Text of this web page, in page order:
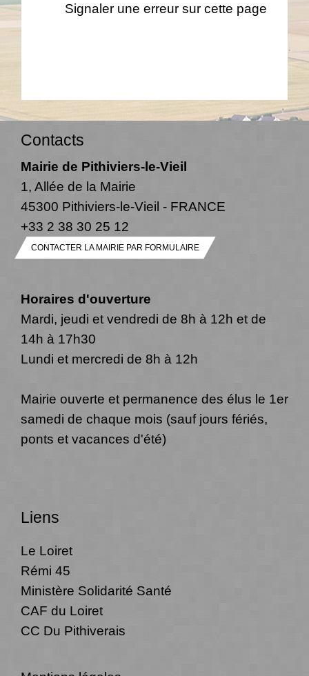
Signaler une erreur sur cette page
Contacts
Mairie de Pithiviers-le-Vieil
1, Allée de la Mairie
45300 Pithiviers-le-Vieil - FRANCE
+33 2 38 30 25 12
CONTACTER LA MAIRIE PAR FORMULAIRE
Horaires d'ouverture
Mardi, jeudi et vendredi de 8h à 12h et de
14h à 17h30
Lundi et mercredi de 8h à 12h
Mairie ouverte et permanence des élus le 1er
samedi de chaque mois (sauf jours fériés,
ponts et vacances d'été)
Liens
Le Loiret
Rémi 45
Ministère Solidarité Santé
CAF du Loiret
CC Du Pithiverais